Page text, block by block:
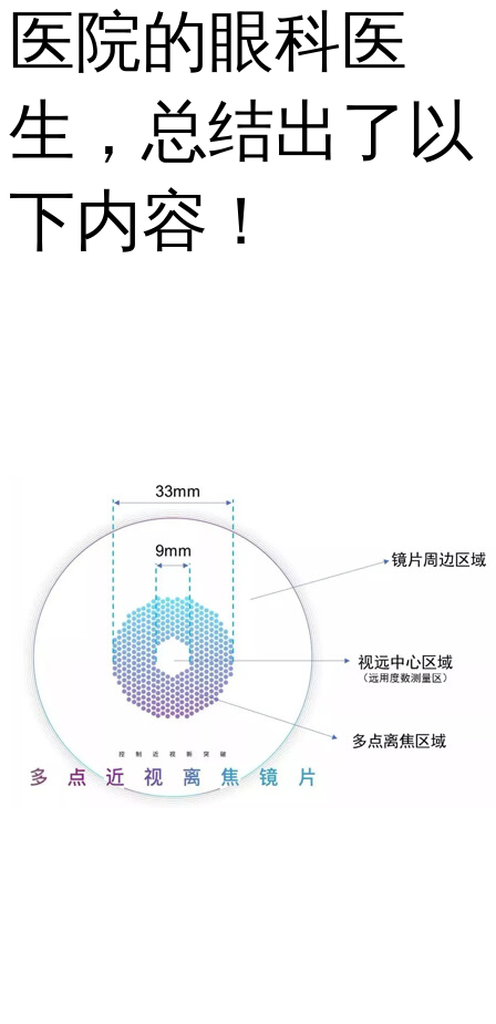
医院的眼科医
生，总结出了以
下内容！